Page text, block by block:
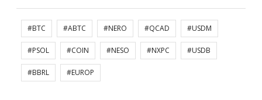
#BTC #ABTC #NERO #QCAD #USDM
#PSOL #COIN #NESO #NXPC #USDB
#BBRL #EUROP